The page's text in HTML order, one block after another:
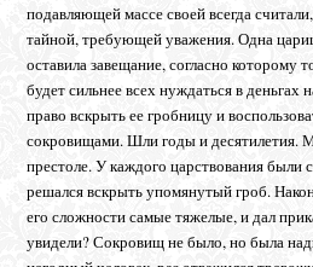
подавляющей массе своей всегда
тайной, требующей уважения. Одна
оставила завещание, согласно которому
будет сильнее всех нуждаться в деньгах
право вскрыть ее гробницу и
сокровищами. Шли годы и десятилетия.
престоле. У каждого царствования были
решался вскрыть упомянутый гроб.
его сложности самые тяжелые, и дал
увидели? Сокровищ не было, но была